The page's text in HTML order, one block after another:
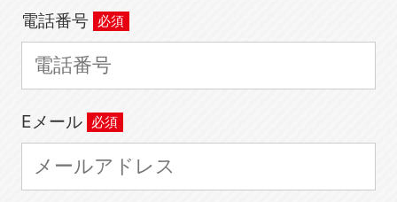
電話番号
Eメール